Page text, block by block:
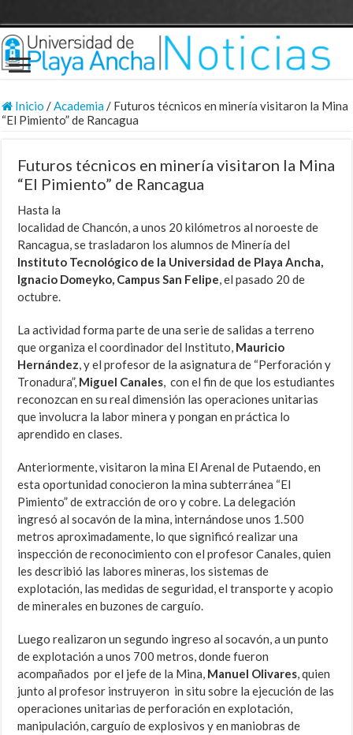
Inicio /Academia/ Futuros técnicos en minería visitaron la Mina
“El Pimiento” de Rancagua
Futuros técnicos en minería visitaron la Mina
“El Pimiento” de Rancagua
Hasta la
localidad de Chancón, a unos 20 kilómetros al noroeste de
Rancagua, se trasladaron los alumnos de Minería del
Instituto Tecnológico de la Universidad de Playa Ancha,
Ignacio Domeyko, Campus San Felipe, el pasado 20 de
octubre.
La actividad forma parte de una serie de salidas a terreno
que organiza el coordinador del Instituto, Mauricio
Hernández, y el profesor de la asignatura de “Perforación y
Tronadura”, Miguel Canales, con el fin de que los estudiantes
reconozcan en su real dimensión las operaciones unitarias
que involucra la labor minera y pongan en práctica lo
aprendido en clases.
Anteriormente, visitaron la mina El Arenal de Putaendo, en
esta oportunidad conocieron la mina subterránea “El
Pimiento” de extracción de oro y cobre. La delegación
ingresó al socavón de la mina, internándose unos 1.500
metros aproximadamente, lo que significó realizar una
inspección de reconocimiento con el profesor Canales, quien
les describió las labores mineras, los sistemas de
explotación, las medidas de seguridad, el transporte y acopio
de minerales en buzones de carguío.
Luego realizaron un segundo ingreso al socavón, a un punto
de explotación a unos 700 metros, donde fueron
acompañados por el jefe de la Mina, Manuel Olivares, quien
junto al profesor instruyeron in situ sobre la ejecución de las
operaciones unitarias de perforación en explotación,
manipulación, carguío de explosivos y en maniobras de